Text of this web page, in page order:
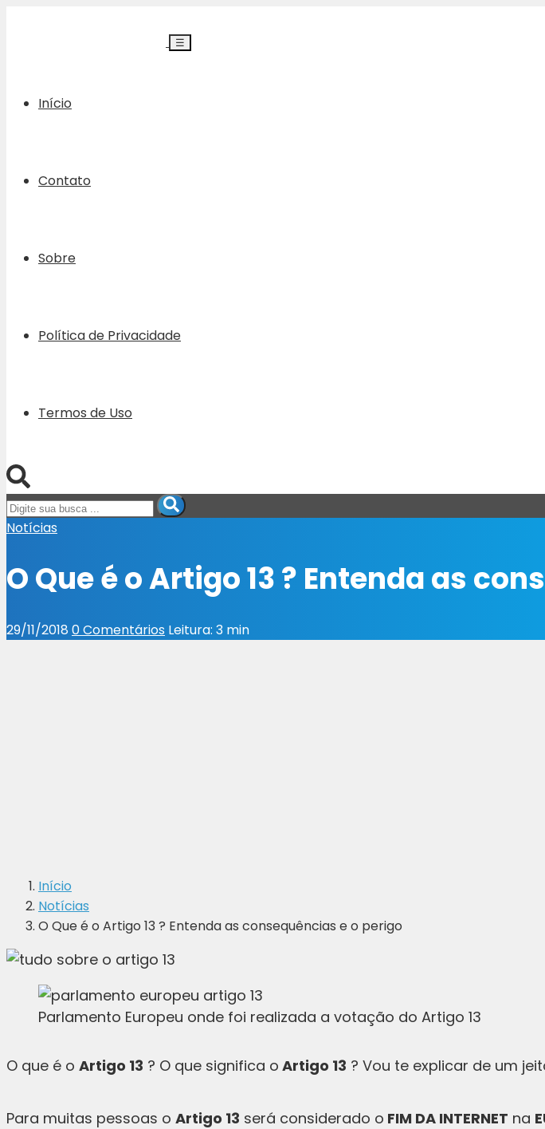
☰
Início
Contato
Sobre
Política de Privacidade
Termos de Uso
Notícias
O Que é o Artigo 13 ? Entenda as
29/11/2018 0 Comentários Leitura: 3 min
Início
Notícias
O Que é o Artigo 13 ? Entenda as consequências e o perigo
Parlamento Europeu onde foi realizada a votação do Artigo 13
O que é o Artigo 13 ? O que significa o Artigo 13 ? Vou te explicar de um
Para muitas pessoas o Artigo 13 será considerado o FIM DA INTERNET na